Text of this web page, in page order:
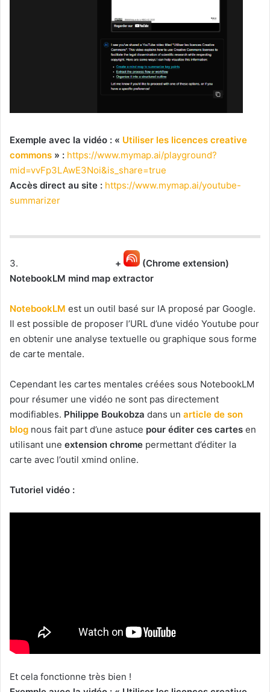
Exemple avec la vidéo : « Utiliser les licences creative
commons » : https://www.mymap.ai/playground?
mid=vvFp3LAwE3Noi&is_share=true
Accès direct au site : https://www.mymap.ai/youtube-
summarizer
3. +
(Chrome extension)
NotebookLM mind map extractor
NotebookLM est un outil basé sur IA proposé par Google.
Il est possible de proposer l’URL d’une vidéo Youtube pour
en obtenir une analyse textuelle ou graphique sous forme
de carte mentale.
Cependant les cartes mentales créées sous NotebookLM
pour résumer une vidéo ne sont pas directement
modifiables. Philippe Boukobza dans un article de son
blog nous fait part d’une astuce pour éditer ces cartes en
utilisant une extension chrome permettant d’éditer la
carte avec l’outil xmind online.
Tutoriel vidéo :
Et cela fonctionne très bien !